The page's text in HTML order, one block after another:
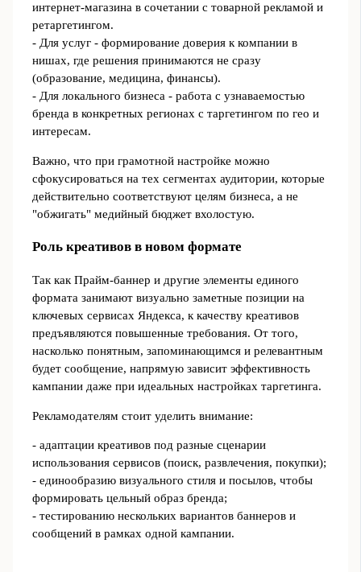
интернет-магазина в сочетании с товарной рекламой и
ретаргетингом.
- Для услуг - формирование доверия к компании в
нишах, где решения принимаются не сразу
(образование, медицина, финансы).
- Для локального бизнеса - работа с узнаваемостью
бренда в конкретных регионах с таргетингом по гео и
интересам.
Важно, что при грамотной настройке можно
сфокусироваться на тех сегментах аудитории, которые
действительно соответствуют целям бизнеса, а не
"обжигать" медийный бюджет вхолостую.
Роль креативов в новом формате
Так как Прайм-баннер и другие элементы единого
формата занимают визуально заметные позиции на
ключевых сервисах Яндекса, к качеству креативов
предъявляются повышенные требования. От того,
насколько понятным, запоминающимся и релевантным
будет сообщение, напрямую зависит эффективность
кампании даже при идеальных настройках таргетинга.
Рекламодателям стоит уделить внимание:
- адаптации креативов под разные сценарии
использования сервисов (поиск, развлечения, покупки);
- единообразию визуального стиля и посылов, чтобы
формировать цельный образ бренда;
- тестированию нескольких вариантов баннеров и
сообщений в рамках одной кампании.